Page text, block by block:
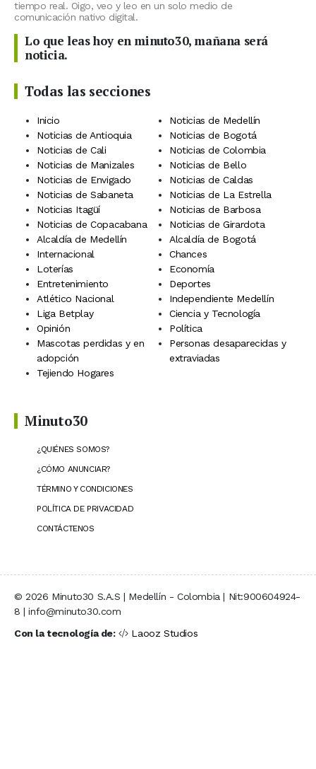
tiempo real. Oigo, veo y leo en un solo medio de
comunicación nativo digital.
Lo que leas hoy en minuto30, mañana será
noticia.
Todas las secciones
Inicio
Noticias de Medellín
Noticias de Antioquia
Noticias de Bogotá
Noticias de Cali
Noticias de Colombia
Noticias de Manizales
Noticias de Bello
Noticias de Envigado
Noticias de Caldas
Noticias de Sabaneta
Noticias de La Estrella
Noticias Itagüí
Noticias de Barbosa
Noticias de Copacabana
Noticias de Girardota
Alcaldía de Medellín
Alcaldía de Bogotá
Internacional
Chances
Loterías
Economía
Entretenimiento
Deportes
Atlético Nacional
Independiente Medellín
Liga Betplay
Ciencia y Tecnología
Opinión
Política
Mascotas perdidas y en
adopción
Personas desaparecidas y
extraviadas
Tejiendo Hogares
Minuto30
¿QUIÉNES SOMOS?
¿CÓMO ANUNCIAR?
TÉRMINO Y CONDICIONES
POLÍTICA DE PRIVACIDAD
CONTÁCTENOS
© 2026 Minuto30 S.A.S | Medellín - Colombia | Nit:900604924-
8 | info@minuto30.com
Con la tecnología de:
Laooz Studios